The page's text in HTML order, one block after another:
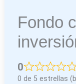
Fondo
0
0 de 5 estrellas